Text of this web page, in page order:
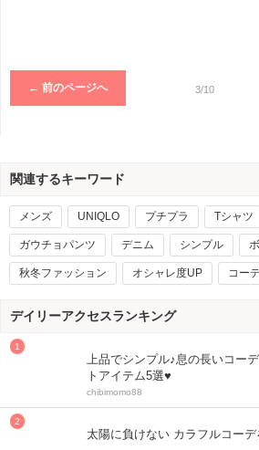
← 前のページへ 3/10
関連するキーワード
メンズ UNIQLO プチプラ Tシャツ
ガウチョパンツ デニム シンプル
秋冬ファッション オシャレ度UP コー
デイリーアクセスランキング
上品でシンプル♪息の長いコー
トアイテム5選♥
chibimomo88
太陽に負けない カラフルコーデ